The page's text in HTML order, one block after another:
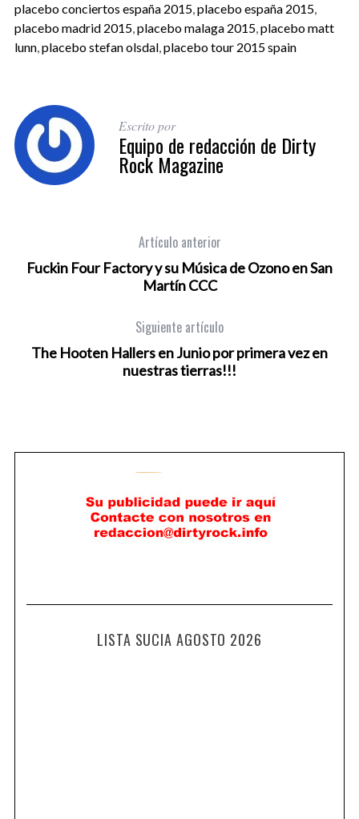
placebo conciertos españa 2015,placebo españa 2015,
placebo madrid 2015,placebo malaga 2015,placebo matt
lunn,placebo stefan olsdal,placebo tour 2015 spain
Escrito por
Equipo de redacción de Dirty
Rock Magazine
Artículo anterior
Fuckin Four Factory y su Música de Ozono en San
Martín CCC
Siguiente artículo
The Hooten Hallers en Junio por primera vez en
nuestras tierras!!!
LISTA SUCIA AGOSTO 2026